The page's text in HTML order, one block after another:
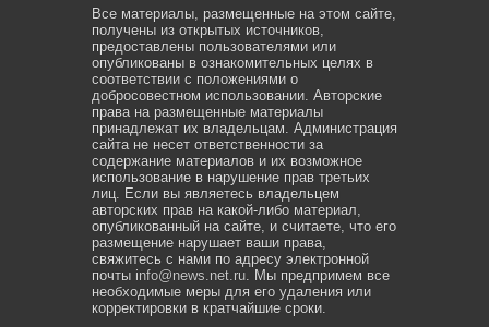
Все материалы, размещенные на этом сайте,
получены из открытых источников,
предоставлены пользователями или
опубликованы в ознакомительных целях в
соответствии с положениями о
добросовестном использовании. Авторские
права на размещенные материалы
принадлежат их владельцам. Администрация
сайта не несет ответственности за
содержание материалов и их возможное
использование в нарушение прав третьих
лиц. Если вы являетесь владельцем
авторских прав на какой-либо материал,
опубликованный на сайте, и считаете, что его
размещение нарушает ваши права,
свяжитесь с нами по адресу электронной
почты info@news.net.ru . Мы предпримем все
необходимые меры для его удаления или
корректировки в кратчайшие сроки.